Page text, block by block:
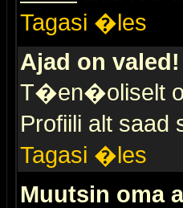
Tagasi �les
Ajad on valed!
T�en�oliselt
Profiili alt
Tagasi �les
Muutsin oma